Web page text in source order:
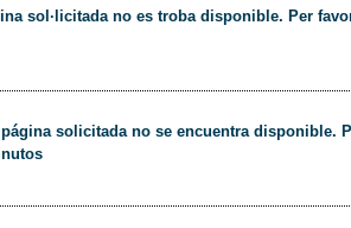
sol·licitada no es troba disponible. Per
solicitada no se encuentra disponible.